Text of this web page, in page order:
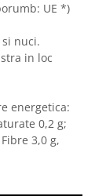
UE *)
nuci.
in loc
energetica:
0,2 g;
3,0 g,